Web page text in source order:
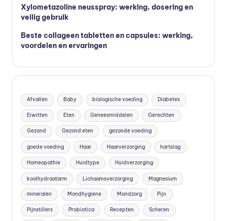
Xylometazoline neusspray: werking, dosering en
veilig gebruik
Beste collageen tabletten en capsules: werking,
voordelen en ervaringen
Afvallen Baby biologische voeding Diabetes
Eiwitten Eten Geneesmiddelen Gerechten
Gezond Gezond eten gezonde voeding
goede voeding Haar Haarverzorging hartslag
Homeopathie Huidtype Huidverzorging
koolhydraatarm Lichaamsverzorging Magnesium
mineralen Mondhygiene Mondzorg Pijn
Pijnstillers Probiotica Recepten Scheren